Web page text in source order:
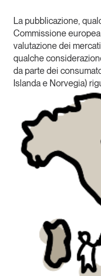
Magazine
Articoli
Opinioni
Dossier
Il Numero
Comunicati stampa
Video
Podcast
Eventi e formazione
Tutti gli appuntamenti
Contatti
Tendenze Journal
La nostra newsletter
La pubblicazione,
Commissione europea
valutazione dei
qualche
da parte dei
Islanda e Norvegia)